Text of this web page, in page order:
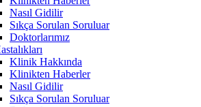
Nasıl Gidilir
Sıkça Sorulan Soruluar
Doktorlarımız
Klinik Hakkında
Klinikten Haberler
Nasıl Gidilir
Sıkça Sorulan Soruluar